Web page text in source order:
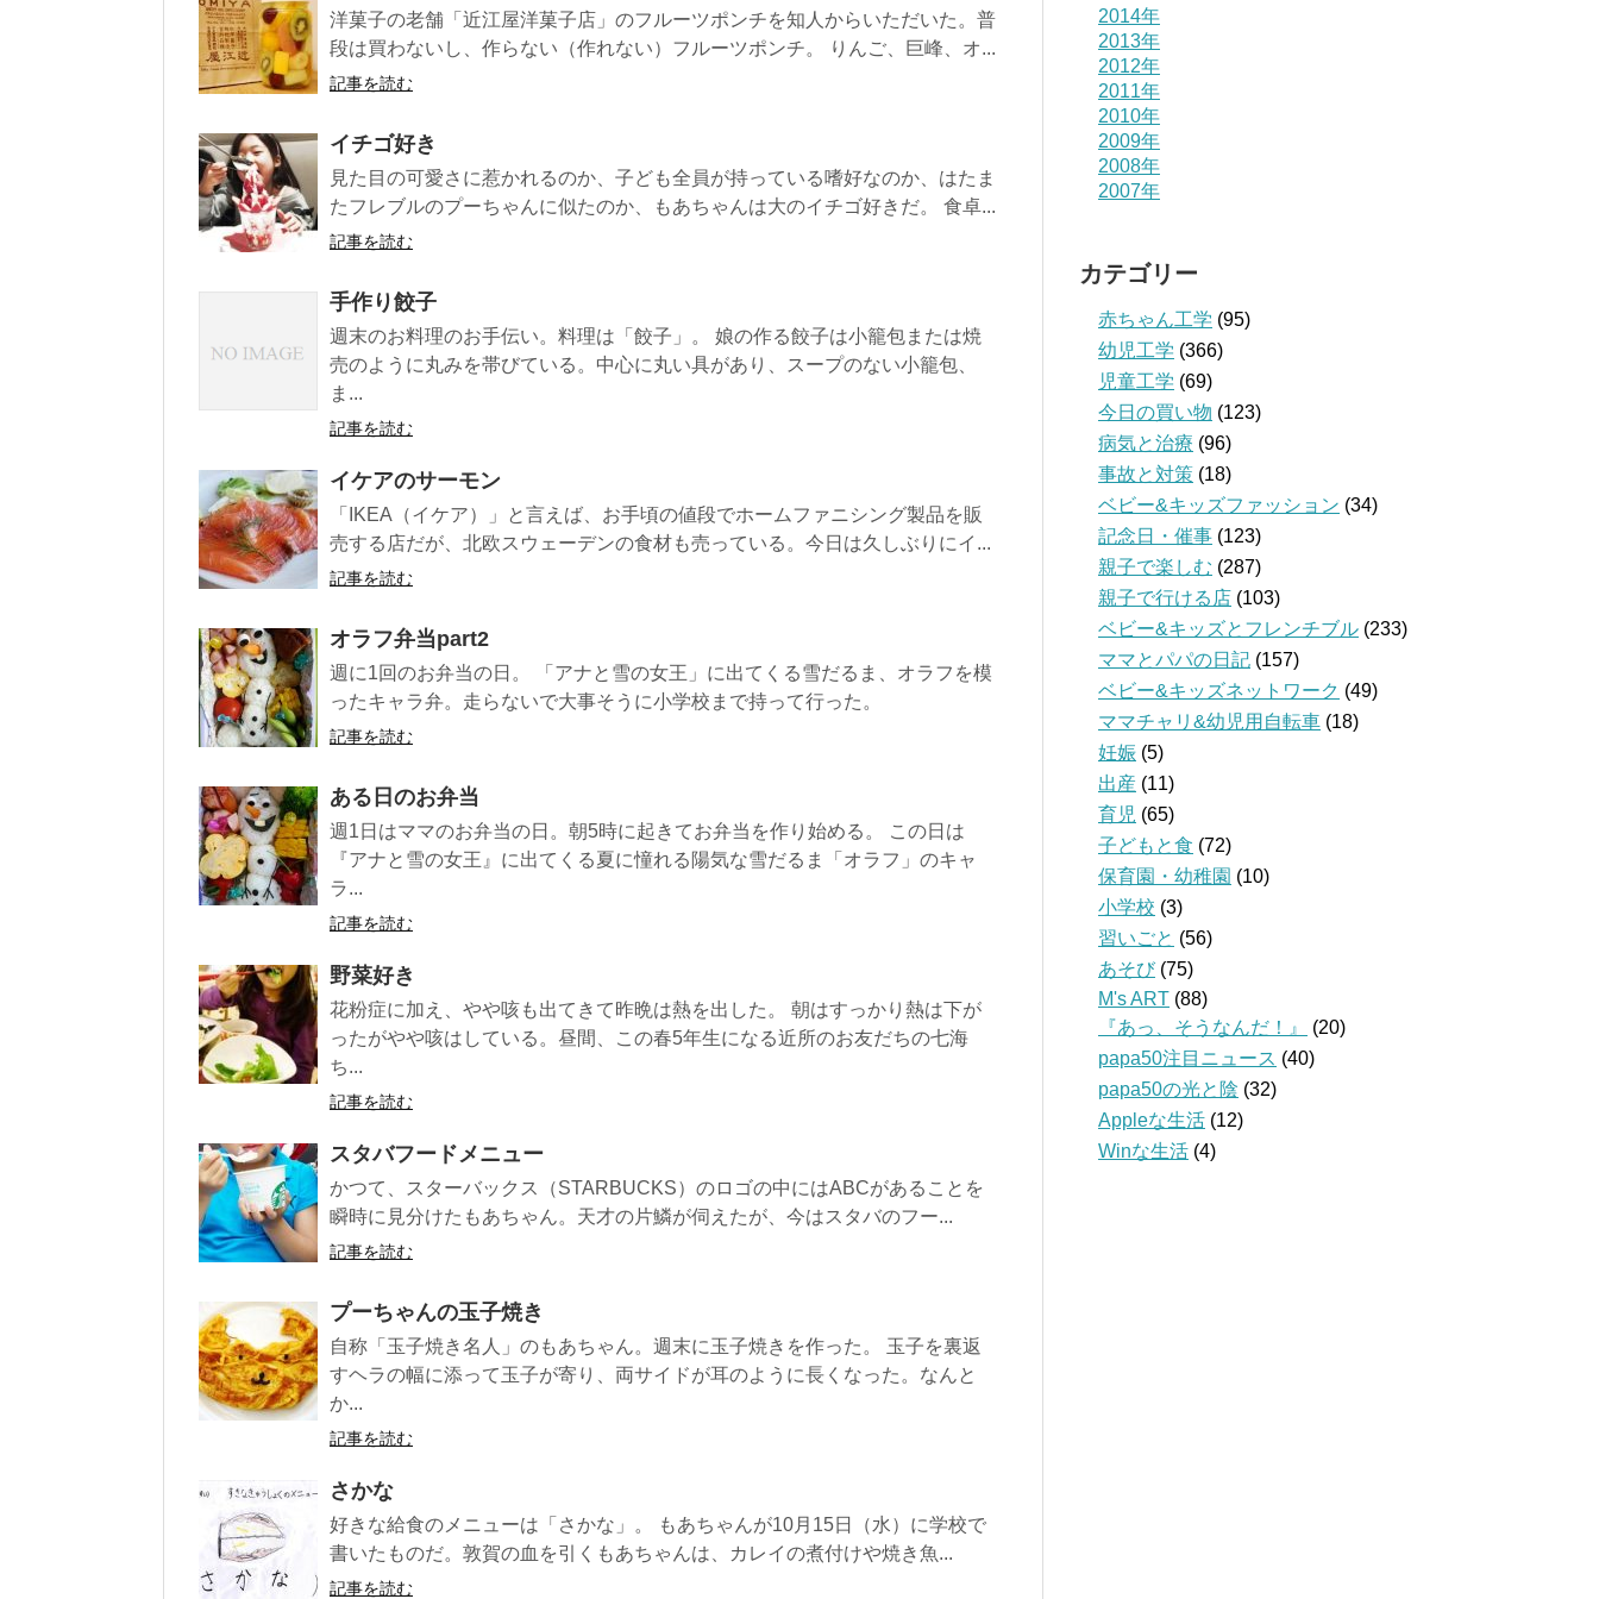
洋菓子の老舗「近江屋洋菓子店」のフルーツポンチを知人からいただいた。普
段は買わないし、作らない（作れない）フルーツポンチ。 りんご、巨峰、オ...
記事を読む
イチゴ好き
見た目の可愛さに惹かれるのか、子ども全員が持っている嗜好なのか、はたま
たフレブルのプーちゃんに似たのか、もあちゃんは大のイチゴ好きだ。 食卓...
記事を読む
手作り餃子
週末のお料理のお手伝い。料理は「餃子」。 娘の作る餃子は小籠包または焼
売のように丸みを帯びている。中心に丸い具があり、スープのない小籠包、
ま...
記事を読む
イケアのサーモン
「IKEA（イケア）」と言えば、お手頃の値段でホームファニシング製品を販
売する店だが、北欧スウェーデンの食材も売っている。今日は久しぶりにイ...
記事を読む
オラフ弁当part2
週に1回のお弁当の日。 「アナと雪の女王」に出てくる雪だるま、オラフを模
ったキャラ弁。走らないで大事そうに小学校まで持って行った。
記事を読む
ある日のお弁当
週1日はママのお弁当の日。朝5時に起きてお弁当を作り始める。 この日は
『アナと雪の女王』に出てくる夏に憧れる陽気な雪だるま「オラフ」のキャ
ラ...
記事を読む
野菜好き
花粉症に加え、やや咳も出てきて昨晩は熱を出した。 朝はすっかり熱は下が
ったがやや咳はしている。昼間、この春5年生になる近所のお友だちの七海
ち...
記事を読む
スタバフードメニュー
かつて、スターバックス（STARBUCKS）のロゴの中にはABCがあることを
瞬時に見分けたもあちゃん。天才の片鱗が伺えたが、今はスタバのフー...
記事を読む
プーちゃんの玉子焼き
自称「玉子焼き名人」のもあちゃん。週末に玉子焼きを作った。 玉子を裏返
すヘラの幅に添って玉子が寄り、両サイドが耳のように長くなった。なんと
か...
記事を読む
さかな
好きな給食のメニューは「さかな」。 もあちゃんが10月15日（水）に学校で
書いたものだ。敦賀の血を引くもあちゃんは、カレイの煮付けや焼き魚...
記事を読む
2014年
2013年
2012年
2011年
2010年
2009年
2008年
2007年
カテゴリー
赤ちゃん工学 (95)
幼児工学 (366)
児童工学 (69)
今日の買い物 (123)
病気と治療 (96)
事故と対策 (18)
ベビー&キッズファッション (34)
記念日・催事 (123)
親子で楽しむ (287)
親子で行ける店 (103)
ベビー&キッズとフレンチブル (233)
ママとパパの日記 (157)
ベビー&キッズネットワーク (49)
ママチャリ&幼児用自転車 (18)
妊娠 (5)
出産 (11)
育児 (65)
子どもと食 (72)
保育園・幼稚園 (10)
小学校 (3)
習いごと (56)
あそび(75)
M's ART (88)
『あっ、そうなんだ！』
(20)
papa50注目ニュース (40)
papa50の光と陰 (32)
Appleな生活 (12)
Winな生活 (4)